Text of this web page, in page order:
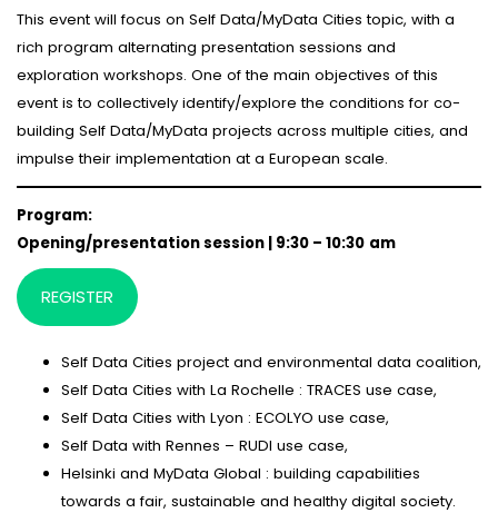
This event will focus on Self Data/MyData Cities topic, with a
rich program alternating presentation sessions and
exploration workshops. One of the main objectives of this
event is to collectively identify/explore the conditions for co-
building Self Data/MyData projects across multiple cities, and
impulse their implementation at a European scale.
Program:
Opening/presentation session | 9:30 – 10:30 am
REGISTER
Self Data Cities project and environmental data coalition,
Self Data Cities with La Rochelle : TRACES use case,
Self Data Cities with Lyon : ECOLYO use case,
Self Data with Rennes – RUDI use case,
Helsinki and MyData Global : building capabilities
towards a fair, sustainable and healthy digital society.